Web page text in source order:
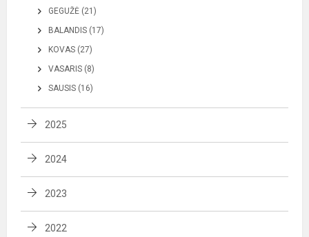
GEGUŽĖ (21)
BALANDIS (17)
KOVAS (27)
VASARIS (8)
SAUSIS (16)
2025
2024
2023
2022